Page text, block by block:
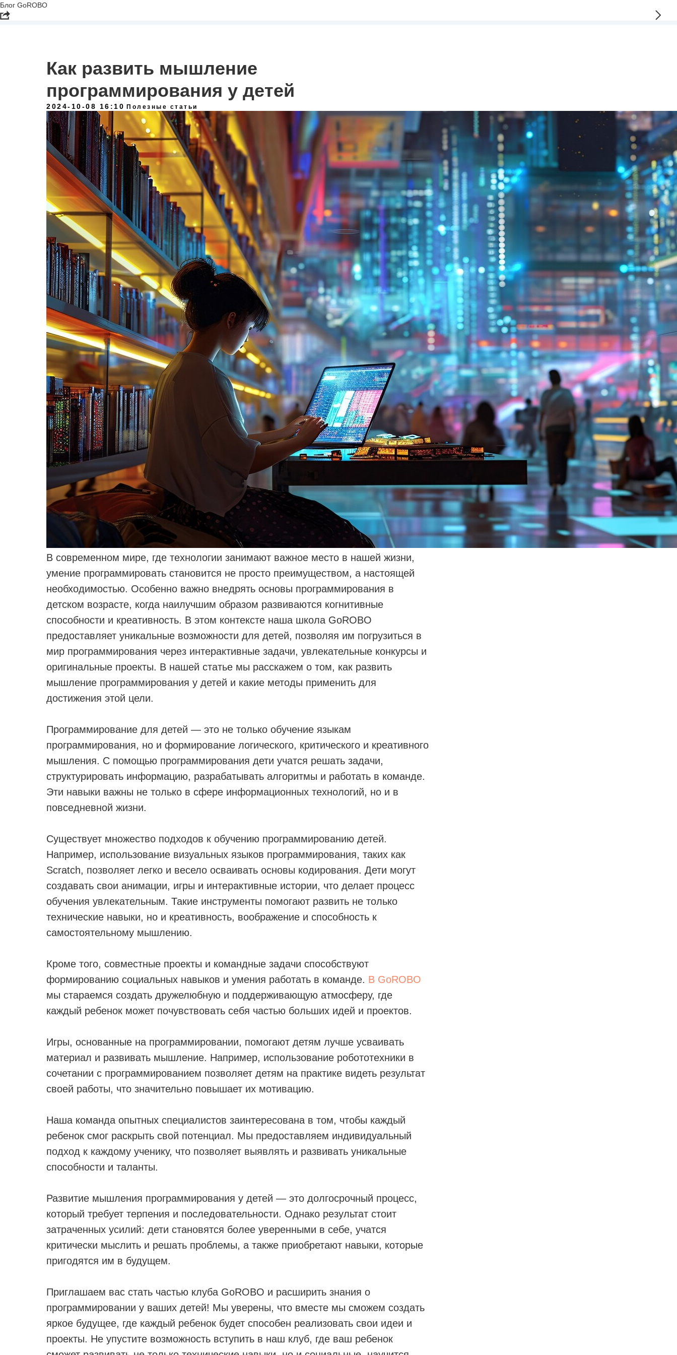
Блог GoROBO
Как развить мышление
программирования у детей
2024-10-08 16:10 Полезные статьи
В современном мире, где технологии занимают важное место в нашей жизни,
умение программировать становится не просто преимуществом, а настоящей
необходимостью. Особенно важно внедрять основы программирования в
детском возрасте, когда наилучшим образом развиваются когнитивные
способности и креативность. В этом контексте наша школа GoROBO
предоставляет уникальные возможности для детей, позволяя им погрузиться в
мир программирования через интерактивные задачи, увлекательные конкурсы и
оригинальные проекты. В нашей статье мы расскажем о том, как развить
мышление программирования у детей и какие методы применить для
достижения этой цели.
Программирование для детей — это не только обучение языкам
программирования, но и формирование логического, критического и креативного
мышления. С помощью программирования дети учатся решать задачи,
структурировать информацию, разрабатывать алгоритмы и работать в команде.
Эти навыки важны не только в сфере информационных технологий, но и в
повседневной жизни.
Существует множество подходов к обучению программированию детей.
Например, использование визуальных языков программирования, таких как
Scratch, позволяет легко и весело осваивать основы кодирования. Дети могут
создавать свои анимации, игры и интерактивные истории, что делает процесс
обучения увлекательным. Такие инструменты помогают развить не только
технические навыки, но и креативность, воображение и способность к
самостоятельному мышлению.
Кроме того, совместные проекты и командные задачи способствуют
формированию социальных навыков и умения работать в команде. В GoROBO
мы стараемся создать дружелюбную и поддерживающую атмосферу, где
каждый ребенок может почувствовать себя частью больших идей и проектов.
Игры, основанные на программировании, помогают детям лучше усваивать
материал и развивать мышление. Например, использование робототехники в
сочетании с программированием позволяет детям на практике видеть результат
своей работы, что значительно повышает их мотивацию.
Наша команда опытных специалистов заинтересована в том, чтобы каждый
ребенок смог раскрыть свой потенциал. Мы предоставляем индивидуальный
подход к каждому ученику, что позволяет выявлять и развивать уникальные
способности и таланты.
Развитие мышления программирования у детей — это долгосрочный процесс,
который требует терпения и последовательности. Однако результат стоит
затраченных усилий: дети становятся более уверенными в себе, учатся
критически мыслить и решать проблемы, а также приобретают навыки, которые
пригодятся им в будущем.
Приглашаем вас стать частью клуба GoROBO и расширить знания о
программировании у ваших детей! Мы уверены, что вместе мы сможем создать
яркое будущее, где каждый ребенок будет способен реализовать свои идеи и
проекты. Не упустите возможность вступить в наш клуб, где ваш ребенок